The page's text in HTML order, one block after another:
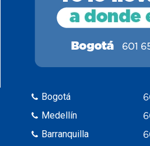
Bogotá
Medellín
Barranquilla